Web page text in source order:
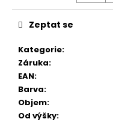
Kategorie:
Záruka:
EAN:
Barva:
Objem:
Od výšky:
Zeptat se
č
u
e
m
e